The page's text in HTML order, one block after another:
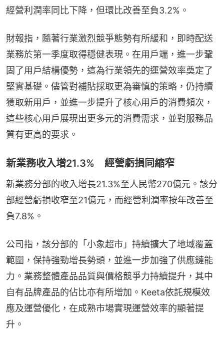
經營利潤率同比下降，但環比改善至負3.2%。
財報指，隨著行業激烈競爭態勢有所緩和，即時配送
業務於第一季度取得穩健表現。在用戶端，進一步鞏
固了用戶結構優勢，這為行業領先的運營效率奠定了
堅實基礎。儘管對補貼採取更為審慎的策略，仍持續
獲取新用戶，並進一步提升了核心用戶的消費頻次，
這些核心用戶展現出更多元的消費需求，並對服務品
質有更高的要求。
新業務收入增21.3% 經營虧損同縮窄
新業務分部的收入增長21.3%至人民幣270億元。該分
部經營虧損收窄至21億元，而經營利潤率按年改善至
負7.8%。
公司指，該分部的「小象超市」持續擴大了地域覆蓋
範圍，保持強勁增長勢頭，並進一步加強了供應鏈能
力。業務整體產品品質與價格競爭力持續提升，其中
自有品牌產品的佔比亦有所增加。Keeta依託規模效
應及運營優化，在成熟市場實現運營效率的顯著提
升。